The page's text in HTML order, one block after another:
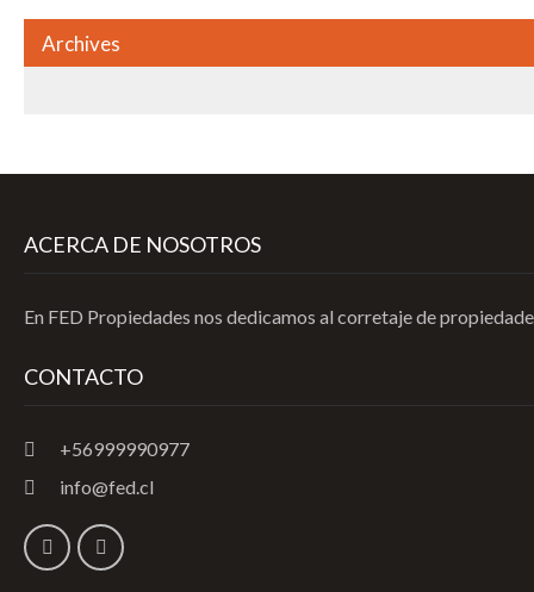
Archives
ACERCA DE NOSOTROS
En FED Propiedades nos dedicamos al corretaje de
CONTACTO
+56999990977
info@fed.cl